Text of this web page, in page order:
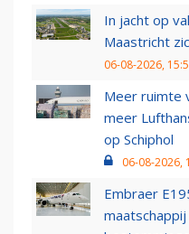
In jacht op
Maastricht
06-08-2026,
Meer ruimte
meer
op Schiphol
06-08-2026,
Embraer